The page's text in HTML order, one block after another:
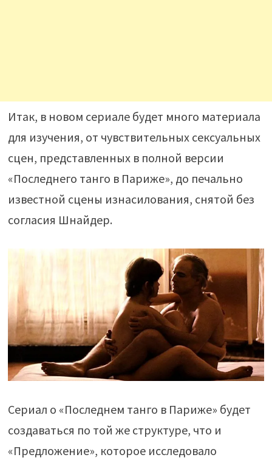
Итак, в новом сериале будет много материала
для изучения, от чувствительных сексуальных
сцен, представленных в полной версии
«Последнего танго в Париже», до печально
известной сцены изнасилования, снятой без
согласия Шнайдер.
Сериал о «Последнем танго в Париже» будет
создаваться по той же структуре, что и
«Предложение», которое исследовало